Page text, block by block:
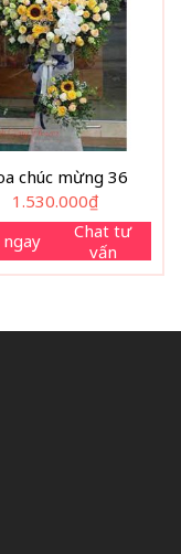
chúc mừng 36
1.530.000₫
Chat tư
vấn